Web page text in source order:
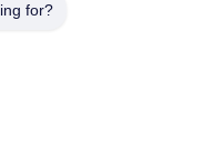
for?